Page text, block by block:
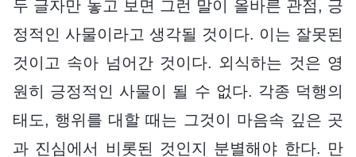
두 글자만 놓고 보면 그런 말이 올바른 관점, 긍
정적인 사물이라고 생각될 것이다. 이는 잘못된
것이고 속아 넘어간 것이다. 외식하는 것은 영
원히 긍정적인 사물이 될 수 없다. 각종 덕행의
태도, 행위를 대할 때는 그것이 마음속 깊은 곳
과 진심에서 비롯된 것인지 분별해야 한다. 만